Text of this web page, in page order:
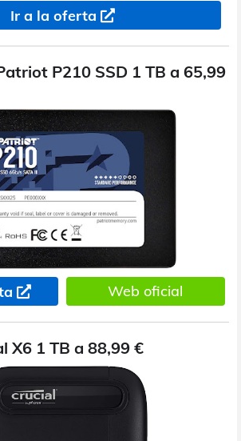
Ir a la oferta
P210 SSD 1 TB a 65,99
Web oficial
X6 1 TB a 88,99 €